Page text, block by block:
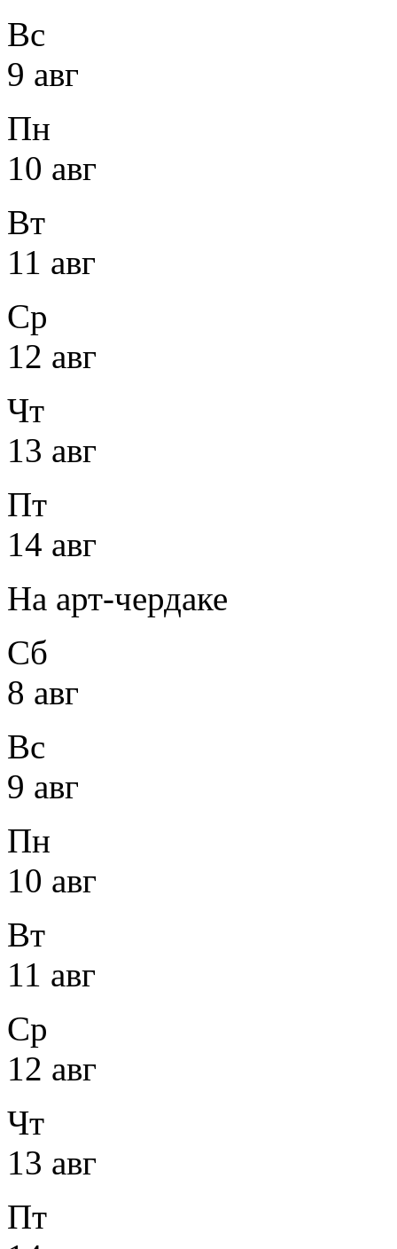
Вс
9 авг
Пн
10 авг
Вт
11 авг
Ср
12 авг
Чт
13 авг
Пт
14 авг
На арт-чердаке
Сб
8 авг
Вс
9 авг
Пн
10 авг
Вт
11 авг
Ср
12 авг
Чт
13 авг
Пт